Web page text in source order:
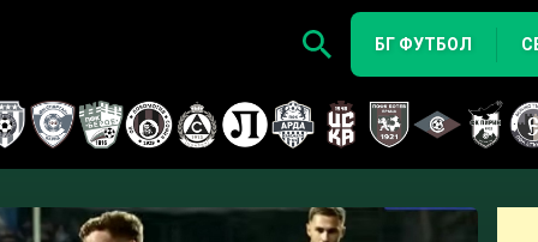
БГ ФУТБОЛ